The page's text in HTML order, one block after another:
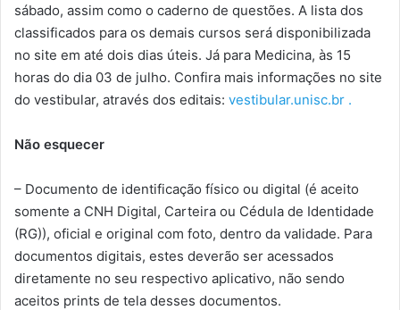
sábado, assim como o caderno de questões. A lista dos
classificados para os demais cursos será disponibilizada
no site em até dois dias úteis. Já para Medicina, às 15
horas do dia 03 de julho. Confira mais informações no site
do vestibular, através dos editais: vestibular.unisc.br .
Não esquecer
– Documento de identificação físico ou digital (é aceito
somente a CNH Digital, Carteira ou Cédula de Identidade
(RG)), oficial e original com foto, dentro da validade. Para
documentos digitais, estes deverão ser acessados
diretamente no seu respectivo aplicativo, não sendo
aceitos prints de tela desses documentos.